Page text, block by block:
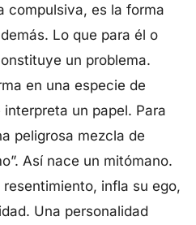
compulsiva, es la forma
Lo que para él o
un problema.
en una especie de
un papel. Para
peligrosa mezcla de
Así nace un mitómano.
infla su ego,
Una personalidad